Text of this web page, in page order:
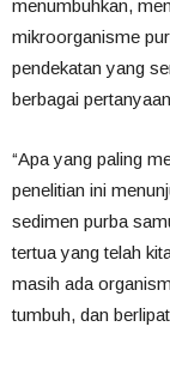
menumbuhkan,
mikroorganisme
pendekatan yang
berbagai
“Apa yang paling
penelitian ini
sedimen purba
tertua yang telah
masih ada
tumbuh, dan